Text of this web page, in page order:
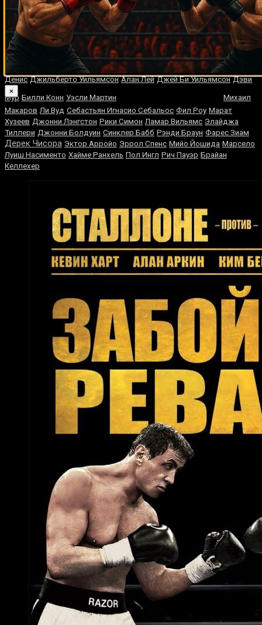
Случайные боксеры
Маркус Макги Рикардо Нуньес Зоран Вуджечич Хосе Васкес Карлос
Маусса
Энтони Джонс Эктор Хавьер Маркес Рэй Мерсер
Джон
Сенегал
Тедди Хэтфилд Лехлохоноло Ледваба Викториано Соса
Марина Родригес Эммануэль Родригес Джон Дино
Денис Джильберто Уильямсон Алан Лей Джей Би Уильямсон Дэви
Мур Билли Конн Уэсли Мартин
Михаил
Макаров Ли Вуд Себастьян Игнасио Себальос Фил Роу Марат
Хузеев Джонни Лэнгстон Рики Симон Ламар Вильямс Элайджа
Тиллери Джонни Болдуин Синклер Бабб Рэнди Браун Фарес Зиам
Дерек Чисора Эктор Арройо Эррол Спенс Мийо Йошида Марсело
Луиш Насименто Хайме Ранхель Пол Ингл Рич Пауэр Брайан
Келлехер
×